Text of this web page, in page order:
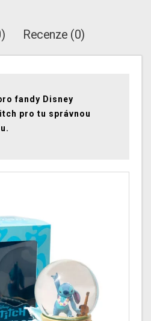
Recenze (0)
fandy Disney
pro tu správnou